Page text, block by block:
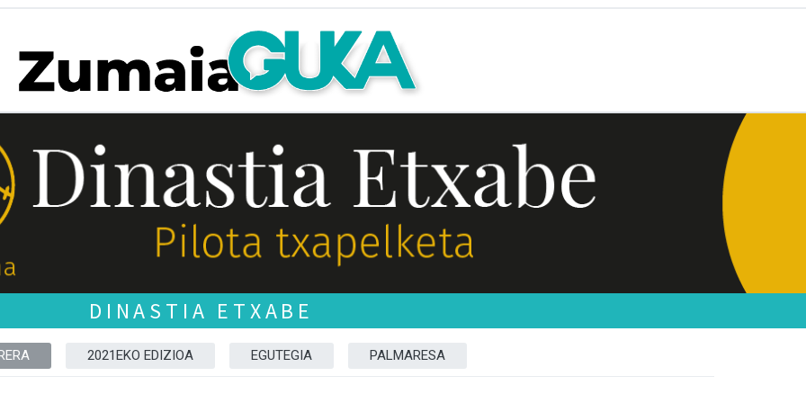
DINASTIA ETXABE
2021EKO EDIZIOA EGUTEGIA PALMARESA